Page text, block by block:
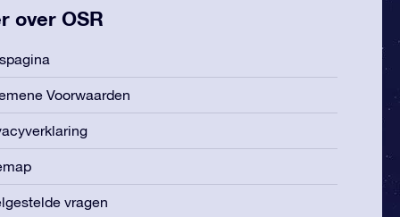
over OSR
Voorwaarden
vragen